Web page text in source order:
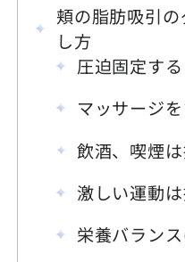
頬の脂肪吸引
し方
圧迫固定する
マッサージ
飲酒、喫煙
激しい運動
栄養バラン